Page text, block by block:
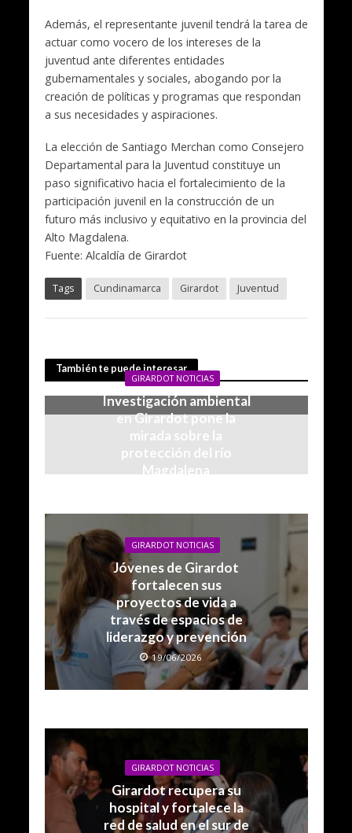
Además, el representante juvenil tendrá la tarea de
actuar como vocero de los intereses de la
juventud ante diferentes entidades
gubernamentales y sociales, abogando por la
creación de políticas y programas que respondan
a sus necesidades y aspiraciones.
La elección de Santiago Merchan como Consejero
Departamental para la Juventud constituye un
paso significativo hacia el fortalecimiento de la
participación juvenil en la construcción de un
futuro más inclusivo y equitativo en la provincia del
Alto Magdalena.
Fuente: Alcaldía de Girardot
Tags Cundinamarca Girardot Juventud
También te puede interesar
GIRARDOT NOTICIAS
Investigación ambiental
en Girardot pone la
mirada sobre la
protección del río
Magdalena
GIRARDOT NOTICIAS
Jóvenes de Girardot
fortalecen sus
proyectos de vida a
través de espacios de
liderazgo y prevención
19/06/2026
GIRARDOT NOTICIAS
Girardot recupera su
hospital y fortalece la
red de salud en el sur de